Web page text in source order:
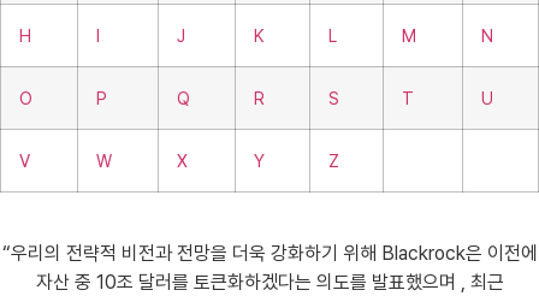
H I J K L M N
O P Q R S T U
V W X Y Z
“우리의 전략적 비전과 전망을 더욱 강화하기 위해 Blackrock은 이전에
자산 중 10조 달러를 토큰화하겠다는 의도를 발표했으며 , 최근